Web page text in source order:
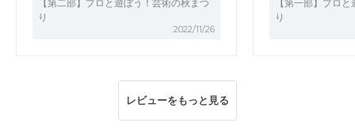
【第二部】プロと遊ぼう！芸術の秋まつ
り
2022/11/26
【第一部】プロ
り
レビューをもっと見る